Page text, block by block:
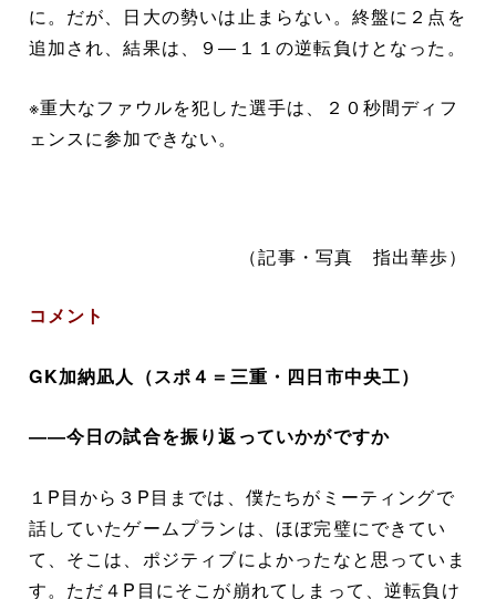
に。だが、日大の勢いは止まらない。終盤に２点を
追加され、結果は、９―１１の逆転負けとなった。
※重大なファウルを犯した選手は、２０秒間ディフ
ェンスに参加できない。
（記事・写真 指出華歩）
コメント
GK加納凪人（スポ４＝三重・四日市中央工）
――今日の試合を振り返っていかがですか
１P目から３P目までは、僕たちがミーティングで
話していたゲームプランは、ほぼ完璧にできてい
て、そこは、ポジティブによかったなと思っていま
す。ただ４P目にそこが崩れてしまって、逆転負け